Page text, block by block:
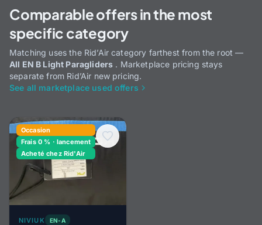
Comparable offers in the most
specific category
Matching uses the Rid’Air category farthest from the root —
All EN B Light Paragliders . Marketplace pricing stays
separate from Rid’Air new pricing.
See all marketplace used offers
Occasion
Frais 0 % · lancement
Acheté chez Rid'Air
NIVIUK EN-A